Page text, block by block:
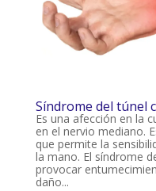
Síndrome del túnel
Es una afección en la
en el nervio mediano.
que permite la
la mano. El síndrome
provocar
daño...